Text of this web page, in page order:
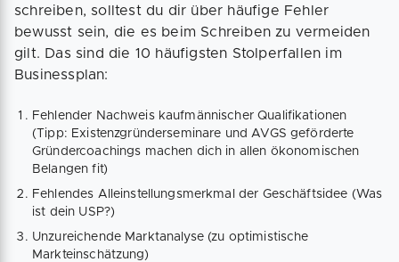
schreiben, solltest du dir über häufige Fehler
bewusst sein, die es beim Schreiben zu vermeiden
gilt. Das sind die 10 häufigsten Stolperfallen im
Businessplan:
Fehlender Nachweis kaufmännischer Qualifikationen
(Tipp: Existenzgründerseminare und AVGS geförderte
Gründercoachings machen dich in allen ökonomischen
Belangen fit)
Fehlendes Alleinstellungsmerkmal der Geschäftsidee (Was
ist dein USP?)
Unzureichende Marktanalyse (zu optimistische
Markteinschätzung)